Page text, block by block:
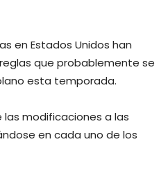
en Estados Unidos han
que probablemente se
esta temporada.
modificaciones a las
en cada uno de los